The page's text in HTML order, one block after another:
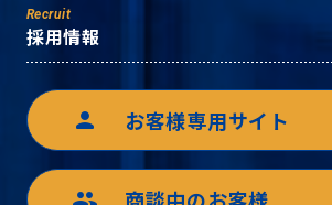
Recruit
採用情報
person お客様専用サイト
group